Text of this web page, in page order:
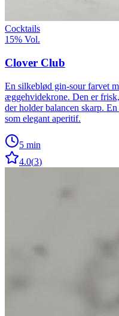
Cocktails
15% Vol.
Clover Club
En silkeblød gin-sour farvet
æggehvidekrone. Den er
der holder balancen skarp.
som elegant aperitif.
5 min
4.0(3)